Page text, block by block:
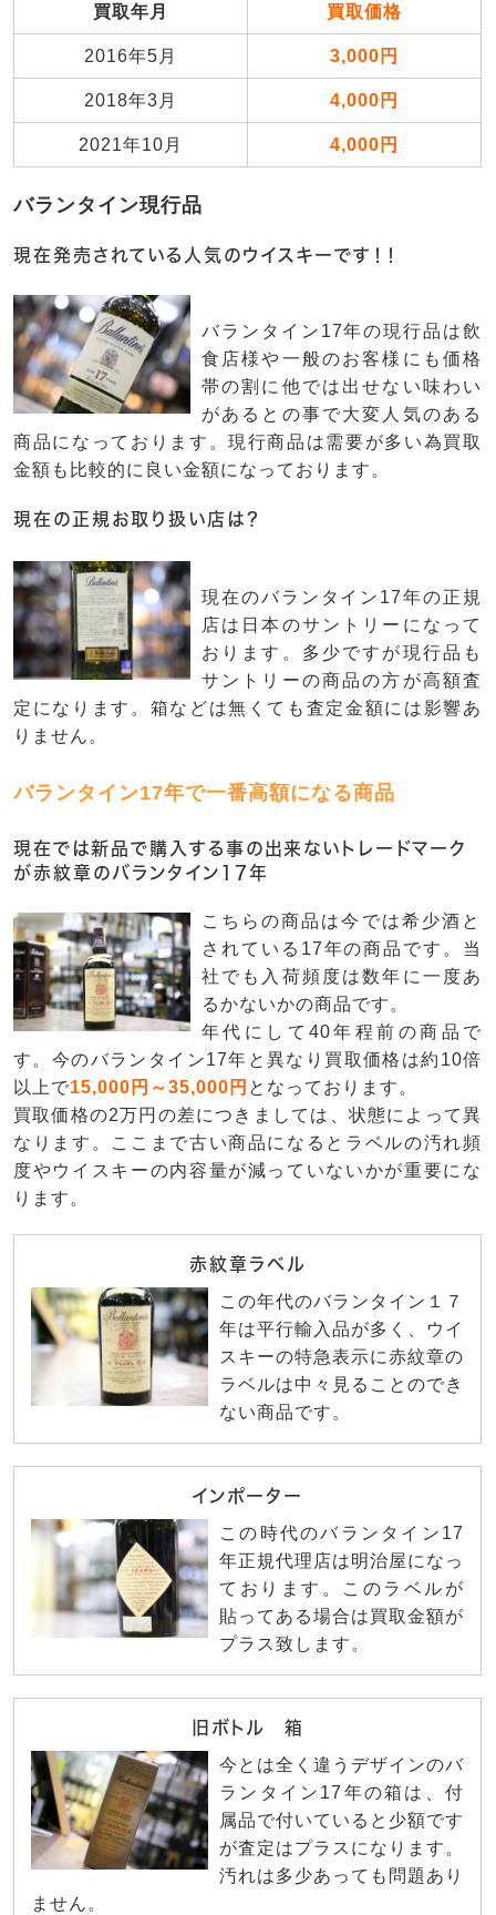
買取年月 買取価格
2016年5月 3,000円
2018年3月 4,000円
2021年10月 4,000円
バランタイン現行品
現在発売されている人気のウイスキーです！！
バランタイン17年の現行品は飲
食店様や一般のお客様にも価格
帯の割に他では出せない味わい
があるとの事で大変人気のある
商品になっております。現行商品は需要が多い為買取
金額も比較的に良い金額になっております。
現在の正規お取り扱い店は？
現在のバランタイン17年の正規
店は日本のサントリーになって
おります。多少ですが現行品も
サントリーの商品の方が高額査
定になります。箱などは無くても査定金額には影響あ
りません。
バランタイン17年で一番高額になる商品
現在では新品で購入する事の出来ないトレードマーク
が赤紋章のバランタイン17年
こちらの商品は今では希少酒と
されている17年の商品です。当
社でも入荷頻度は数年に一度あ
るかないかの商品です。
年代にして40年程前の商品で
す。今のバランタイン17年と異なり買取価格は約10倍
以上で15,000円～35,000円 となっております。
買取価格の2万円の差につきましては、状態によって異
なります。ここまで古い商品になるとラベルの汚れ頻
度やウイスキーの内容量が減っていないかが重要にな
ります。
赤紋章ラベル
この年代のバランタイン１７
年は平行輸入品が多く、ウイ
スキーの特急表示に赤紋章の
ラベルは中々見ることのでき
ない商品です。
インポーター
この時代のバランタイン17
年正規代理店は明治屋になっ
ております。このラベルが
貼ってある場合は買取金額が
プラス致します。
旧ボトル 箱
今とは全く違うデザインのバ
ランタイン17年の箱は、付
属品で付いていると少額です
が査定はプラスになります。
汚れは多少あっても問題あり
ません。